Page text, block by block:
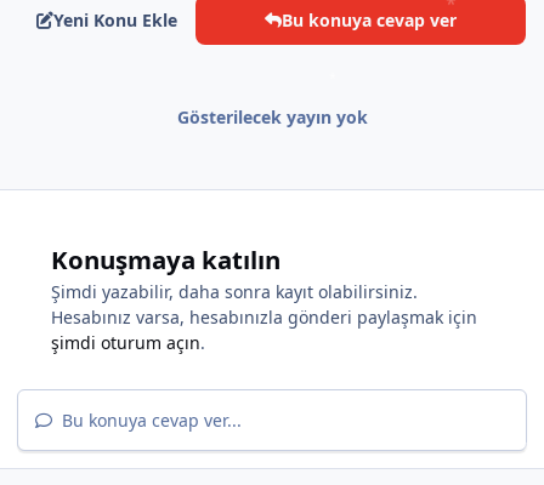
Yeni Konu Ekle Bu konuya cevap ver
Gösterilecek yayın yok
Konuşmaya katılın
Şimdi yazabilir, daha sonra kayıt olabilirsiniz.
Hesabınız varsa, hesabınızla gönderi paylaşmak için
şimdi oturum açın.
Bu konuya cevap ver...